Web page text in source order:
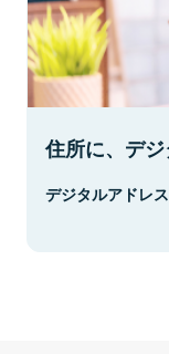
住所に、デジ
デジタルアドレ